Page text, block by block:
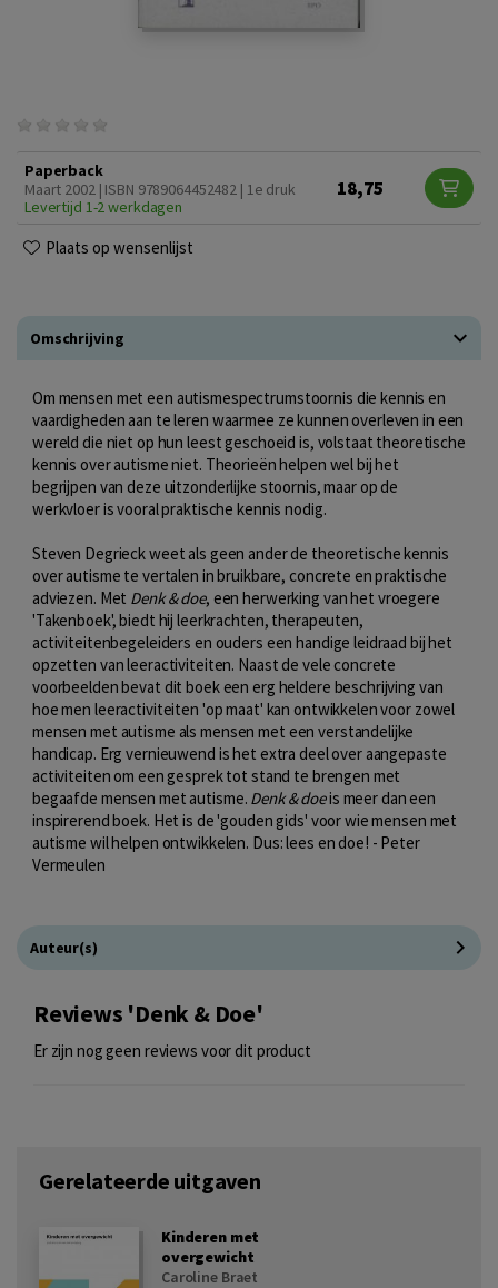
Paperback
Maart 2002 | ISBN 9789064452482 | 1e druk
Levertijd 1-2 werkdagen
18,75
Plaats op wensenlijst
Omschrijving
Om mensen met een autismespectrumstoornis die kennis en
vaardigheden aan te leren waarmee ze kunnen overleven in een
wereld die niet op hun leest geschoeid is, volstaat theoretische
kennis over autisme niet. Theorieën helpen wel bij het
begrijpen van deze uitzonderlijke stoornis, maar op de
werkvloer is vooral praktische kennis nodig.
Steven Degrieck weet als geen ander de theoretische kennis
over autisme te vertalen in bruikbare, concrete en praktische
adviezen. Met Denk & doe, een herwerking van het vroegere
'Takenboek', biedt hij leerkrachten, therapeuten,
activiteitenbegeleiders en ouders een handige leidraad bij het
opzetten van leeractiviteiten. Naast de vele concrete
voorbeelden bevat dit boek een erg heldere beschrijving van
hoe men leeractiviteiten 'op maat' kan ontwikkelen voor zowel
mensen met autisme als mensen met een verstandelijke
handicap. Erg vernieuwend is het extra deel over aangepaste
activiteiten om een gesprek tot stand te brengen met
begaafde mensen met autisme. Denk & doeis meer dan een
inspirerend boek. Het is de 'gouden gids' voor wie mensen met
autisme wil helpen ontwikkelen. Dus: lees en doe! - Peter
Vermeulen
Auteur(s)
Reviews 'Denk & Doe'
Er zijn nog geen reviews voor dit product
Gerelateerde uitgaven
Kinderen met
overgewicht
Caroline Braet